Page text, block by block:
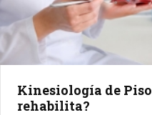
Kinesiología de
rehabilita?